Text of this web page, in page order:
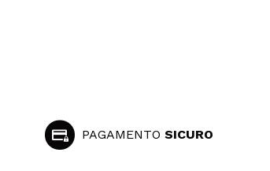
PAGAMENTO SICURO